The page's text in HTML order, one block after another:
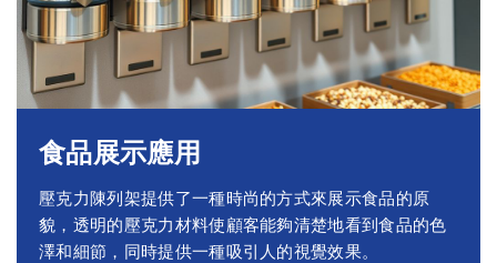
食品展示應用
壓克力陳列架提供了一種時尚的方式來展示食品的原
貌，透明的壓克力材料使顧客能夠清楚地看到食品的色
澤和細節，同時提供一種吸引人的視覺效果。